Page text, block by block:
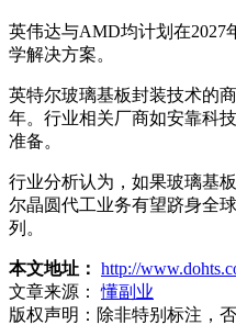
英伟达与AMD均计划在2027
学解决方案。
英特尔玻璃基板封装技术的
年。行业相关厂商如安靠科
准备。
行业分析认为，如果玻璃基
尔晶圆代工业务有望跻身全
列。
本文地址： http://
文章来源：
懂副业
版权声明： 除非特别标注，